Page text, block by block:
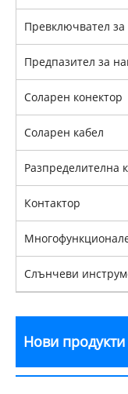
Превключвател
Предпазител за
Соларен конектор
Соларен кабел
Разпределителна
Контактор
Слънчеви
Нови продукти